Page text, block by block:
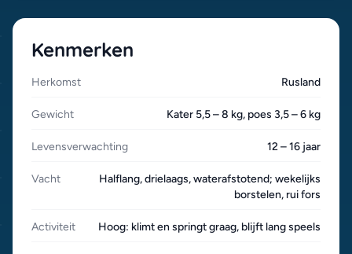
Kenmerken
Herkomst Rusland
Gewicht Kater 5,5 – 8 kg, poes 3,5 – 6 kg
Levensverwachting 12 – 16 jaar
Vacht
Halflang, drielaags, waterafstotend; wekelijks
borstelen, rui fors
Activiteit Hoog: klimt en springt graag, blijft lang speels